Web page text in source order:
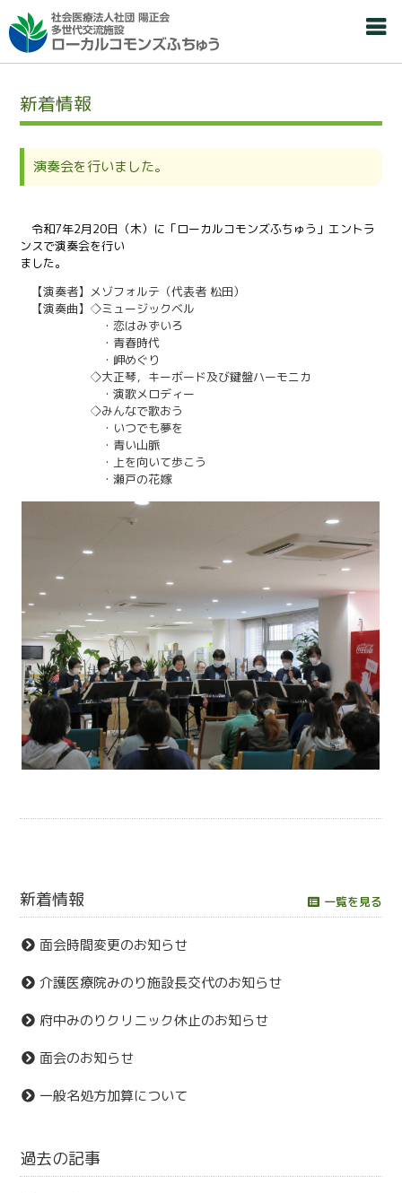
新着情報
演奏会を行いました。
令和7年2月20日（木）に「ローカルコモンズふちゅう」エントラ
ンスで演奏会を行い
ました。
【演奏者】メゾフォルテ（代表者 松田）
【演奏曲】◇ミュージックベル
・恋はみずいろ
・青春時代
・岬めぐり
◇大正琴，キーボード及び鍵盤ハーモニカ
・演歌メロディー
◇みんなで歌おう
・いつでも夢を
・青い山脈
・上を向いて歩こう
・瀬戸の花嫁
新着情報 一覧を見る
面会時間変更のお知らせ
介護医療院みのり施設長交代のお知らせ
府中みのりクリニック休止のお知らせ
面会のお知らせ
一般名処方加算について
過去の記事